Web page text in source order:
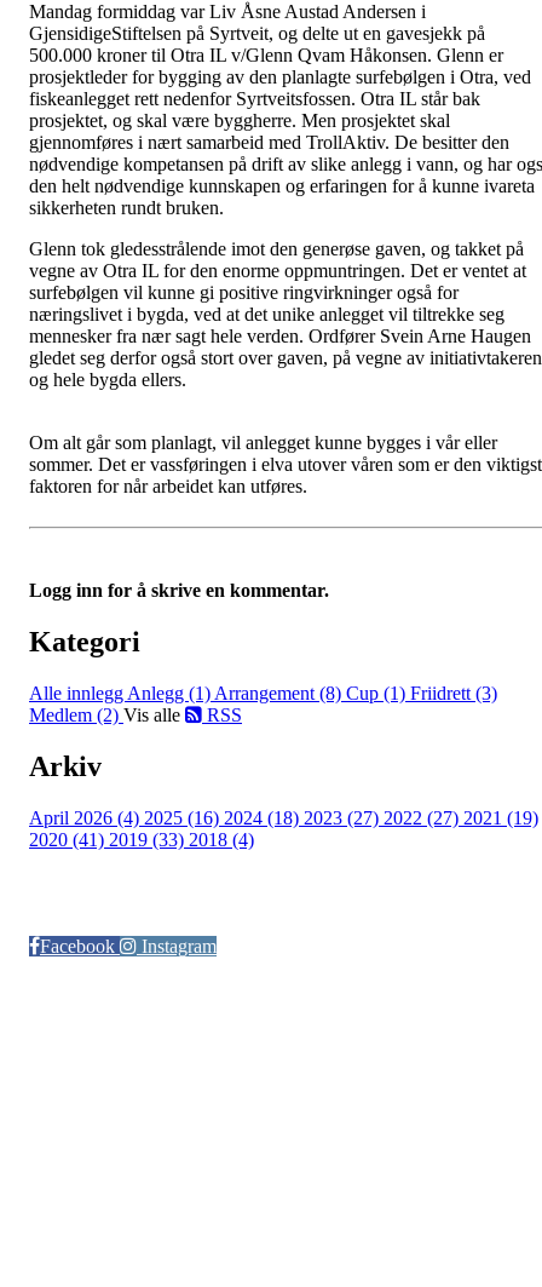
Mandag formiddag var Liv Åsne Austad Andersen i
GjensidigeStiftelsen på Syrtveit, og delte ut en gavesjekk på
500.000 kroner til Otra IL v/Glenn Qvam Håkonsen. Glenn er
prosjektleder for bygging av den planlagte surfebølgen i Otra, ved
fiskeanlegget rett nedenfor Syrtveitsfossen. Otra IL står bak
prosjektet, og skal være byggherre. Men prosjektet skal
gjennomføres i nært samarbeid med TrollAktiv. De besitter den
nødvendige kompetansen på drift av slike anlegg i vann, og har
den helt nødvendige kunnskapen og erfaringen for å kunne ivareta
sikkerheten rundt bruken.
Glenn tok gledesstrålende imot den generøse gaven, og takket på
vegne av Otra IL for den enorme oppmuntringen. Det er ventet at
surfebølgen vil kunne gi positive ringvirkninger også for
næringslivet i bygda, ved at det unike anlegget vil tiltrekke seg
mennesker fra nær sagt hele verden. Ordfører Svein Arne Haugen
gledet seg derfor også stort over gaven, på vegne av
og hele bygda ellers.
Om alt går som planlagt, vil anlegget kunne bygges i vår eller
sommer. Det er vassføringen i elva utover våren som er den
faktoren for når arbeidet kan utføres.
Logg inn for å skrive en kommentar.
Kategori
Alle innlegg Anlegg (1) Arrangement (8) Cup (1) Friidrett (3)
Medlem (2) Vis alle RSS
Arkiv
April 2026 (4) 2025 (16) 2024 (18) 2023 (27) 2022 (27) 2021 (19)
2020 (41) 2019 (33) 2018 (4)
Facebook
Instagram